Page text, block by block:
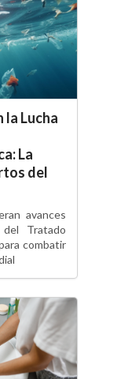
la Lucha
La
del
avances
Tratado
combatir